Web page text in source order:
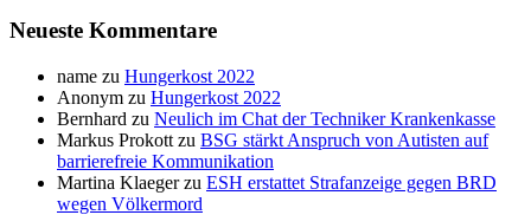
Neueste Kommentare
name zu Hungerkost 2022
Anonym zu Hungerkost 2022
Bernhard zu Neulich im Chat der Techniker Krankenkasse
Markus Prokott zu BSG stärkt Anspruch von Autisten auf
barrierefreie Kommunikation
Martina Klaegerzu ESH erstattet Strafanzeige gegen BRD
wegen Völkermord